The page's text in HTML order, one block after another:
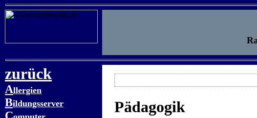
zurück
Allergien
Bildungsserver Pädagogik